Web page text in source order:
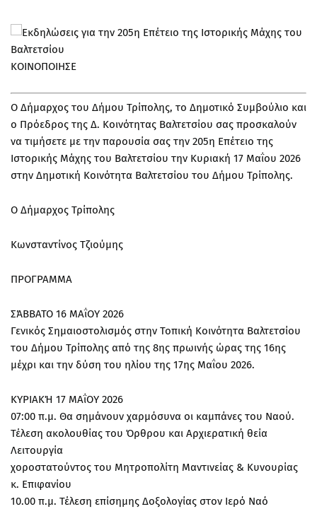
ΚΟΙΝΟΠΟΙΗΣΕ
Ο Δήμαρχος του Δήμου Τρίπολης, το Δημοτικό Συμβούλιο και
ο Πρόεδρος της Δ. Κοινότητας Βαλτετσίου σας προσκαλούν
να τιμήσετε με την παρουσία σας την 205η Επέτειο της
Ιστορικής Μάχης του Βαλτετσίου την Κυριακή 17 Μαΐου 2026
στην Δημοτική Κοινότητα Βαλτετσίου του Δήμου Τρίπολης.
Ο Δήμαρχος Τρίπολης
Κωνσταντίνος Τζιούμης
ΠΡΟΓΡΑΜΜΑ
ΣΆΒΒΑΤΟ 16 ΜΑΐΟΥ 2026
Γενικός Σημαιοστολισμός στην Τοπική Κοινότητα Βαλτετσίου
του Δήμου Τρίπολης από της 8ης πρωινής ώρας της 16ης
μέχρι και την δύση του ηλίου της 17ης Μαΐου 2026.
ΚΥΡΙΑΚΉ 17 ΜΑΐΟΥ 2026
07:00 π.μ. Θα σημάνουν χαρμόσυνα οι καμπάνες του Ναού.
Τέλεση ακολουθίας του Όρθρου και Αρχιερατική θεία
Λειτουργία
χοροστατούντος του Μητροπολίτη Μαντινείας & Κυνουρίας
κ. Επιφανίου
10.00 π.μ. Τέλεση επίσημης Δοξολογίας στον Ιερό Ναό